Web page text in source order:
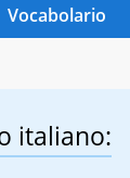
italiano: